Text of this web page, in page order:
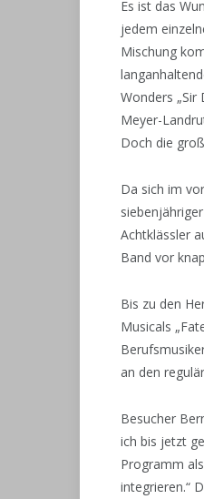
Es ist das
jedem
Mischung
Wonders „Sir
Meyer-
Doch die
Da sich im
Achtklässler
Band vor
Bis zu den
Musicals
an den
Besucher
ich bis jetzt
Programm
integrieren.“